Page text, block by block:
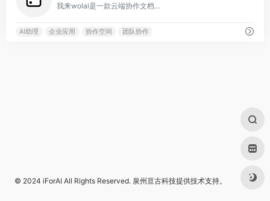
我来wolai是一款云端协作文档...
AI助理 企业应用 协作空间 团队协作
© 2024 iForAI All Rights Reserved. 泉州亘古科技提供技术支持。